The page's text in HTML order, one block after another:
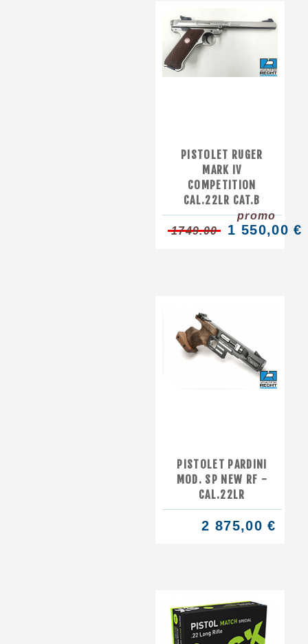
PISTOLET RUGER
MARK IV
COMPETITION
CAL.22LR CAT.B
promo
1749.00
1 550,00 €
PISTOLET PARDINI
MOD. SP NEW RF -
CAL.22LR
2 875,00 €